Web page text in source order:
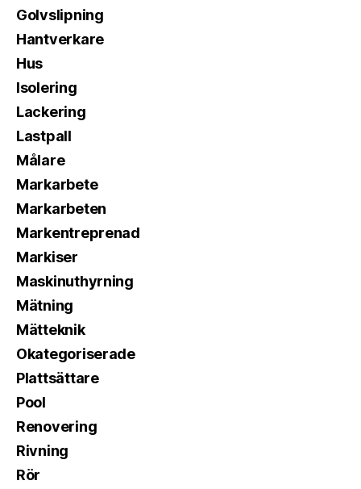
Golvslipning
Hantverkare
Hus
Isolering
Lackering
Lastpall
Målare
Markarbete
Markarbeten
Markentreprenad
Markiser
Maskinuthyrning
Mätning
Mätteknik
Okategoriserade
Plattsättare
Pool
Renovering
Rivning
Rör